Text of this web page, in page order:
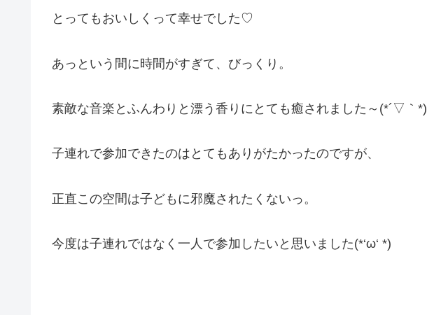
とってもおいしくって幸せでした♡
あっという間に時間がすぎて、びっくり。
素敵な音楽とふんわりと漂う香りにとても癒されました～(*´▽｀*)
子連れで参加できたのはとてもありがたかったのですが、
正直この空間は子どもに邪魔されたくないっ。
今度は子連れではなく一人で参加したいと思いました(*‘ω‘ *)